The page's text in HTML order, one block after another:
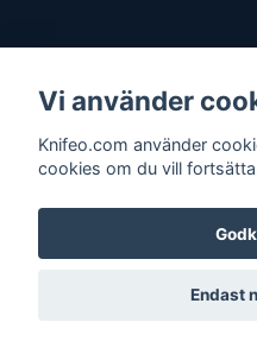
Fotmeny
© 2026
Vi använder
Knifeo.com använder
cookies om du vill
Endast